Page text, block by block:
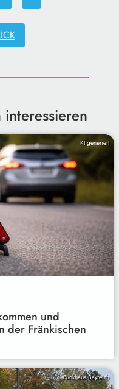
KI generiert
und
der Fränkischen
Funkhaus Bayreuth